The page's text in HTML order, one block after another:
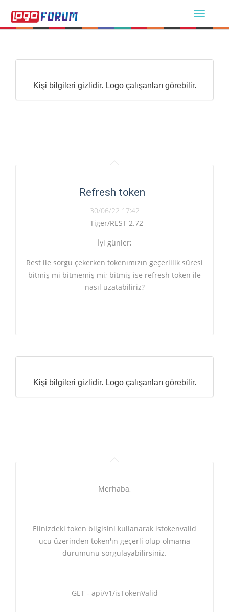
Kişi bilgileri gizlidir. Logo çalışanları görebilir.
Refresh token
30/06/22 17:42
Tiger/REST 2.72
İyi günler;
Rest ile sorgu çekerken tokenımızın geçerlilik süresi
bitmiş mi bitmemiş mi; bitmiş ise refresh token ile
nasıl uzatabiliriz?
Kişi bilgileri gizlidir. Logo çalışanları görebilir.
Merhaba,
Elinizdeki token bilgisini kullanarak istokenvalid
ucu üzerinden token'ın geçerli olup olmama
durumunu sorgulayabilirsiniz.
GET - api/v1/isTokenValid